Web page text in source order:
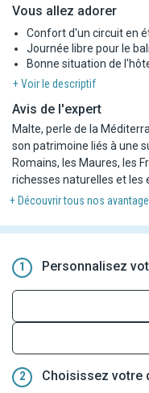
Vous allez adorer
Confort d'un circuit en
Journée libre pour le
Bonne situation de
+ Voir le descriptif
Avis de l'expert
Malte, perle de la
son patrimoine liés à une
Romains, les Maures, les
richesses naturelles et les
apporteront sérénité et
+ Découvrir tous nos
1 Personnalisez
2 Choisissez votre